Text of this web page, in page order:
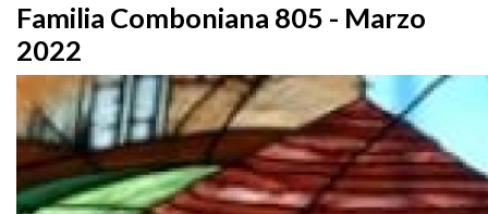
Familia Comboniana 805 - Marzo
2022